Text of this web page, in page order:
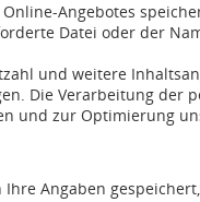
Angebotes
Datei oder der
und weitere
Die Verarbeitung der
und zur Optimierung
Angaben